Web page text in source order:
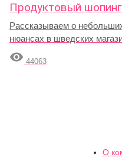
Продуктовый
Рассказываем о
нюансах в шведских
 44063
О